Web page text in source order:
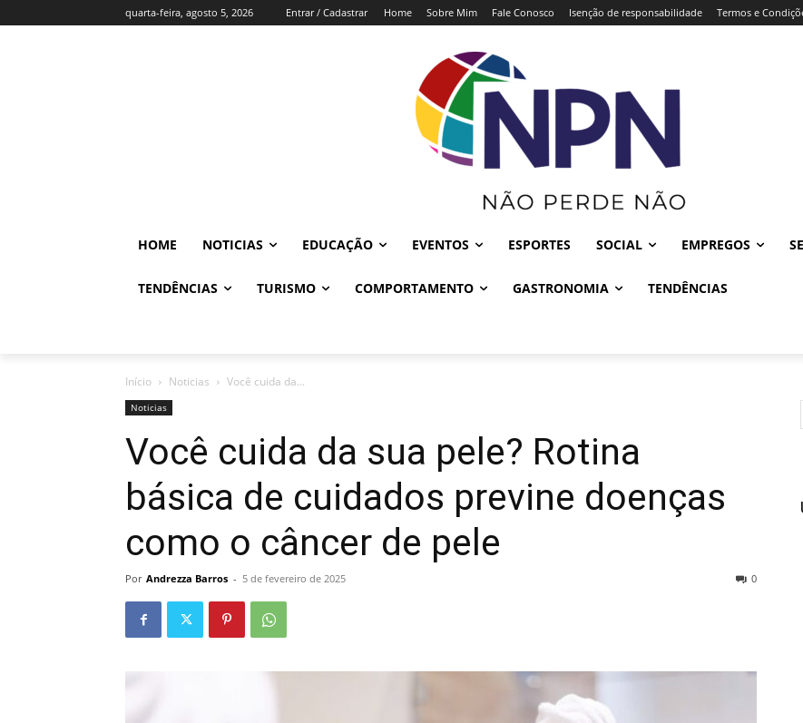
quarta-feira, agosto 5, 2026 Entrar / Cadastrar Home Sobre Mim Fale Conosco Isenção de responsabilidade Termos e
HOME NOTICIAS EDUCAÇÃO EVENTOS ESPORTES SOCIAL EMPREGOS
TENDÊNCIAS TURISMO COMPORTAMENTO GASTRONOMIA TENDÊNCIAS
Início Noticias Você cuida da...
Noticias
Você cuida da sua pele? Rotina
básica de cuidados previne doenças
como o câncer de pele
Por Andrezza Barros - 5 de fevereiro de 2025 0